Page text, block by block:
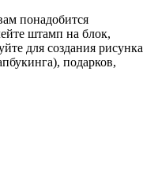
понадобится
штамп на блок,
для создания рисунка
подарков,